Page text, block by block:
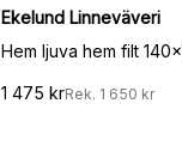
Ekelund Linneväveri
Hem ljuva hem filt
1 475 krRek. 1 650 kr